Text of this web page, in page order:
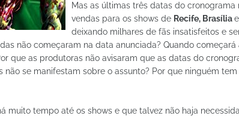
Mas as últimas três datas do
vendas para os shows de Recife, Brasíliae
deixando milhares de fãs insatisfeitos e
não começaram na data anunciada? Quando
que as produtoras não avisaram que as datas do
não se manifestam sobre o assunto? Por que ninguém
muito tempo até os shows e que talvez não haja